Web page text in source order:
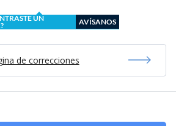
UN
AVÍSANOS
de correcciones